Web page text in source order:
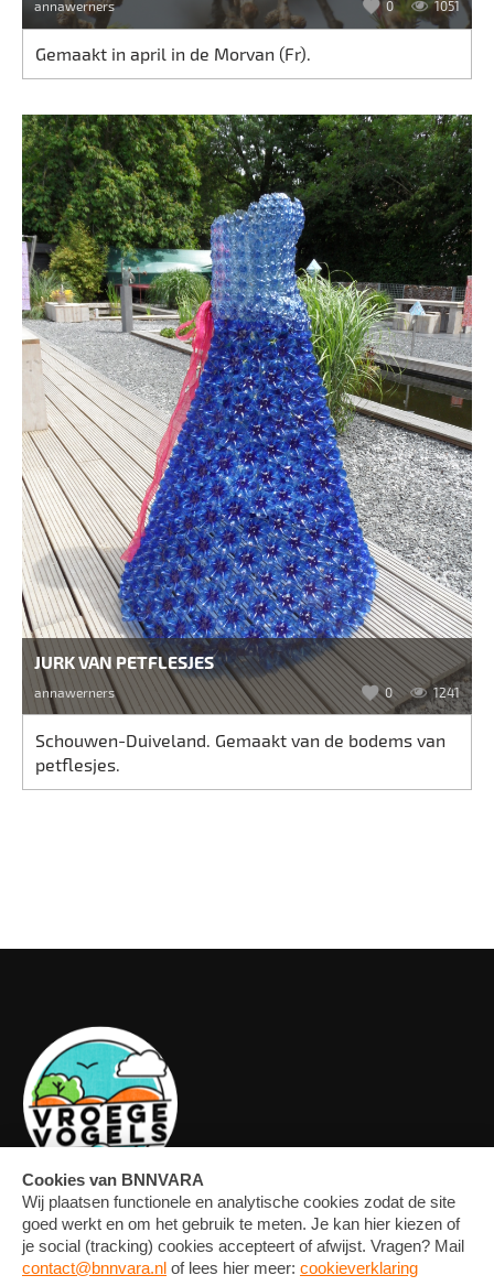
annawerners 0 1051
Gemaakt in april in de Morvan (Fr).
JURK VAN PETFLESJES
annawerners 0 1241
Schouwen-Duiveland. Gemaakt van de bodems van
petflesjes.
OVERZICHT FORUM